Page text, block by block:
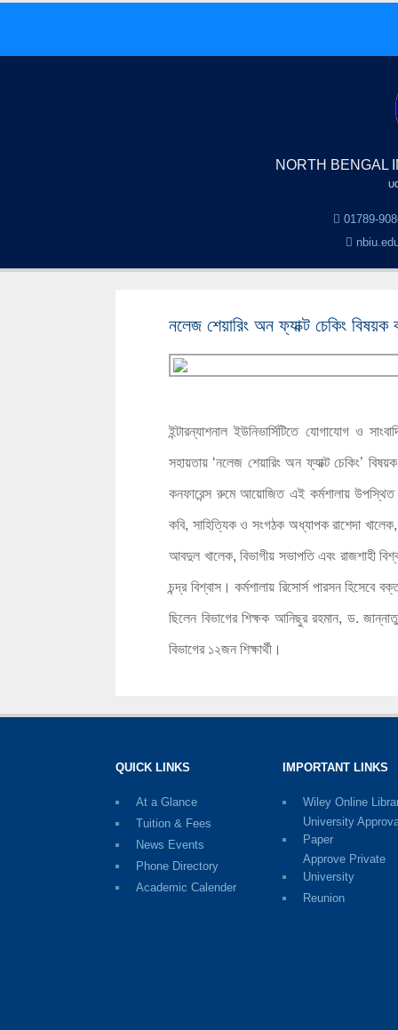
NORTH BENGAL
01789-
নলেজ শেয়ারিং অন ফ্যাক্ট চেকিং বিষয়ক
ইন্টারন্যাশনাল ইউনিভার্সিটিতে যোগাযোগ ও
সহায়তায় ‘নলেজ শেয়ারিং অন ফ্যাক্ট চেকিং’
কনফারেন্স রুমে আয়োজিত এই কর্মশালায় উপস্থিত
কবি, সাহিত্যিক ও সংগঠক অধ্যাপক রাশেদা খালেক,
আবদুল খালেক, বিভাগীয় সভাপতি এবং রাজশাহী
চন্দ্র বিশ্বাস। কর্মশালায় রিসোর্স পারসন
ছিলেন বিভাগের শিক্ষক আনিছুর রহমান, ড.
বিভাগের ১২জন শিক্ষার্থী।
QUICK LINKS
At a Glance
Tuition & Fees
News Events
Phone Directory
Academic Calender
IMPORTANT LINKS
Wiley Online
University
Paper
Approve Private
University
Reunion